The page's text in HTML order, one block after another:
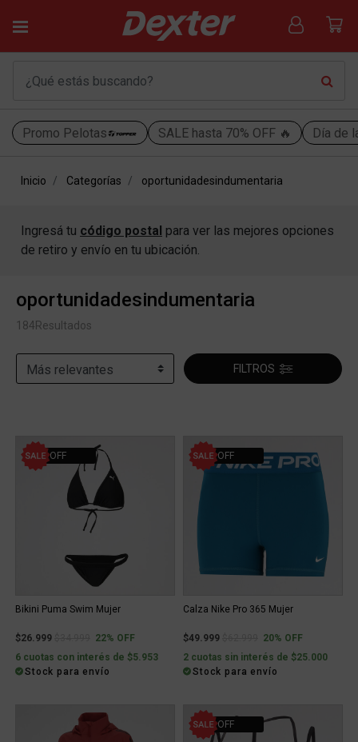
Promo Pelotas SALE hasta 70% OFF 🔥 Día de
Inicio Categorías oportunidadesindumentaria
Ingresá tu código postal para ver las mejores opciones
de retiro y envío en tu ubicación.
oportunidadesindumentaria
184Resultados
FILTROS
22% OFF
Bikini Puma Swim Mujer
$26.999 Price reduced from
to22% OFF
6 cuotas con interés de $5.953
Stock para envío
20% OFF
Calza Nike Pro 365 Mujer
$49.999 Price reduced from
to20% OFF
2 cuotas sin interés de $25.000
Stock para envío
20% OFF